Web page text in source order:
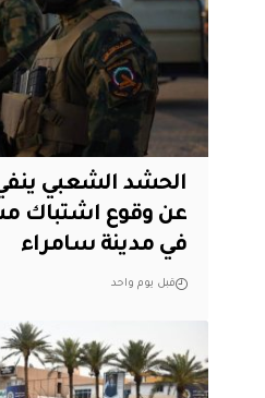
الحشد الشعبي ينفي
عن وقوع اشتباك
في مدينة سامراء
قبل يوم واحد